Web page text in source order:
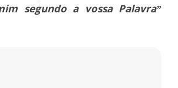
segundo a vossa Palavra”